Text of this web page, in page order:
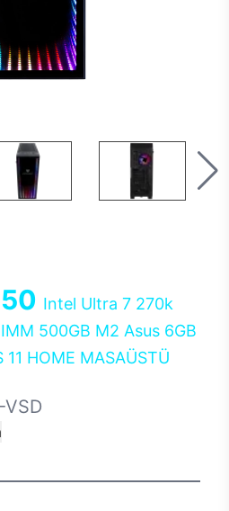
Intel Ultra 7 270k
500GB M2 Asus 6GB
HOME MASAÜSTÜ